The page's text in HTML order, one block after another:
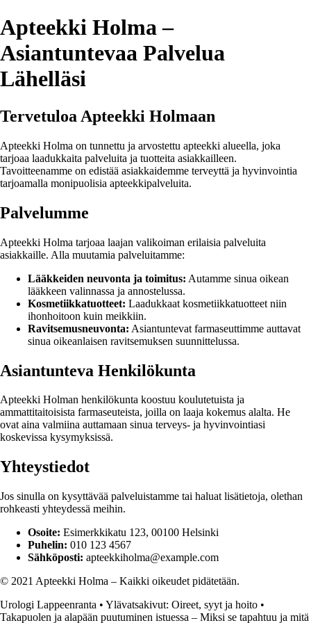
Apteekki Holma –
Asiantuntevaa Palvelua
Lähelläsi
Tervetuloa Apteekki Holmaan
Apteekki Holma on tunnettu ja arvostettu apteekki alueella, joka
tarjoaa laadukkaita palveluita ja tuotteita asiakkailleen.
Tavoitteenamme on edistää asiakkaidemme terveyttä ja hyvinvointia
tarjoamalla monipuolisia apteekkipalveluita.
Palvelumme
Apteekki Holma tarjoaa laajan valikoiman erilaisia palveluita
asiakkaille. Alla muutamia palveluitamme:
Lääkkeiden neuvonta ja toimitus: Autamme sinua oikean
lääkkeen valinnassa ja annostelussa.
Kosmetiikkatuotteet: Laadukkaat kosmetiikkatuotteet niin
ihonhoitoon kuin meikkiin.
Ravitsemusneuvonta: Asiantuntevat farmaseuttimme auttavat
sinua oikeanlaisen ravitsemuksen suunnittelussa.
Asiantunteva Henkilökunta
Apteekki Holman henkilökunta koostuu koulutetuista ja
ammattitaitoisista farmaseuteista, joilla on laaja kokemus alalta. He
ovat aina valmiina auttamaan sinua terveys- ja hyvinvointiasi
koskevissa kysymyksissä.
Yhteystiedot
Jos sinulla on kysyttävää palveluistamme tai haluat lisätietoja, olethan
rohkeasti yhteydessä meihin.
Osoite: Esimerkkikatu 123, 00100 Helsinki
Puhelin: 010 123 4567
Sähköposti: apteekkiholma@example.com
© 2021 Apteekki Holma – Kaikki oikeudet pidätetään.
Urologi Lappeenranta • Ylävatsakivut: Oireet, syyt ja hoito •
Takapuolen ja alapään puutuminen istuessa – Miksi se tapahtuu ja mitä